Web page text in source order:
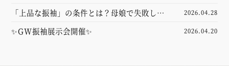
ための前撮り準備・服装・費用相場をプロが
徹底解説！
「上品な振袖」の条件とは？母娘で失敗しな
い選び方とコーディネートのポイント
2026.04.28
✨GW振袖展示会開催✨ 2026.04.20